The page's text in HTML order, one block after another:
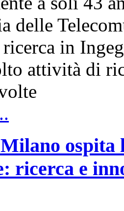
delle
in
attività di
ricerca e